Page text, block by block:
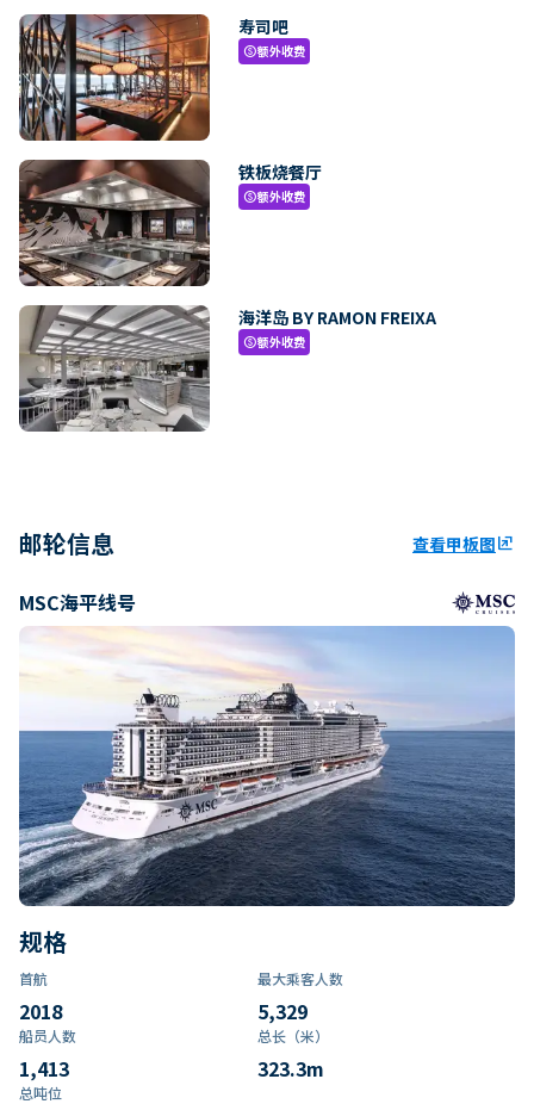
寿司吧
paid额外收费
铁板烧餐厅
paid额外收费
海洋岛 BY RAMON FREIXA
paid额外收费
邮轮信息 查看甲板图ungroup
MSC海平线号
规格
首航
2018
最大乘客人数
5,329
船员人数
1,413
总长（米）
323.3m
总吨位